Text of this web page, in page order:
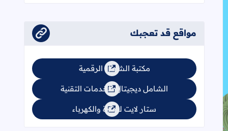
مواقع قد تعجبك
مكتبة الشامل الرقمية
الشامل ديجيتال للخدمات التقنية
ستار لايت للإنارة والكهرباء